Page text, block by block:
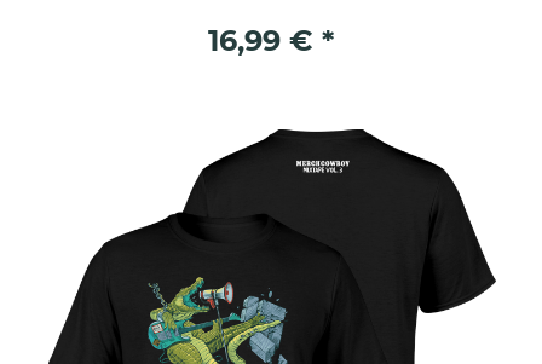
16,99 € *